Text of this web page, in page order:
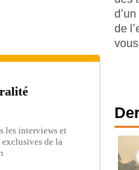
les interviews et
exclusives de la
de